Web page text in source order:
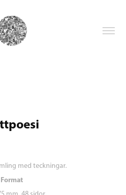
med teckningar.
Format